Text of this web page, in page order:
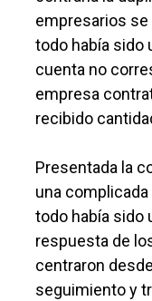
empresarios
todo había sido
cuenta no
empresa
recibido
Presentada la
una
todo había sido
respuesta de
centraron
seguimiento y